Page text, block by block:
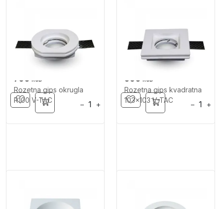
790 RSD
− +
990 RSD
− +
Rozetna gips okrugla
R100 V-TAC
Rozetna gips kvadratna
103x103 V-TAC